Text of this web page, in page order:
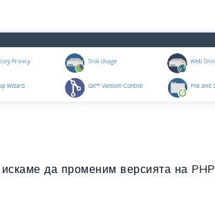
да променим версията на PHP